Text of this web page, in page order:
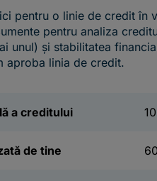
pentru o linie de credit în
pentru analiza
unul) și stabilitatea
aproba linia de credit.
a creditului
de tine